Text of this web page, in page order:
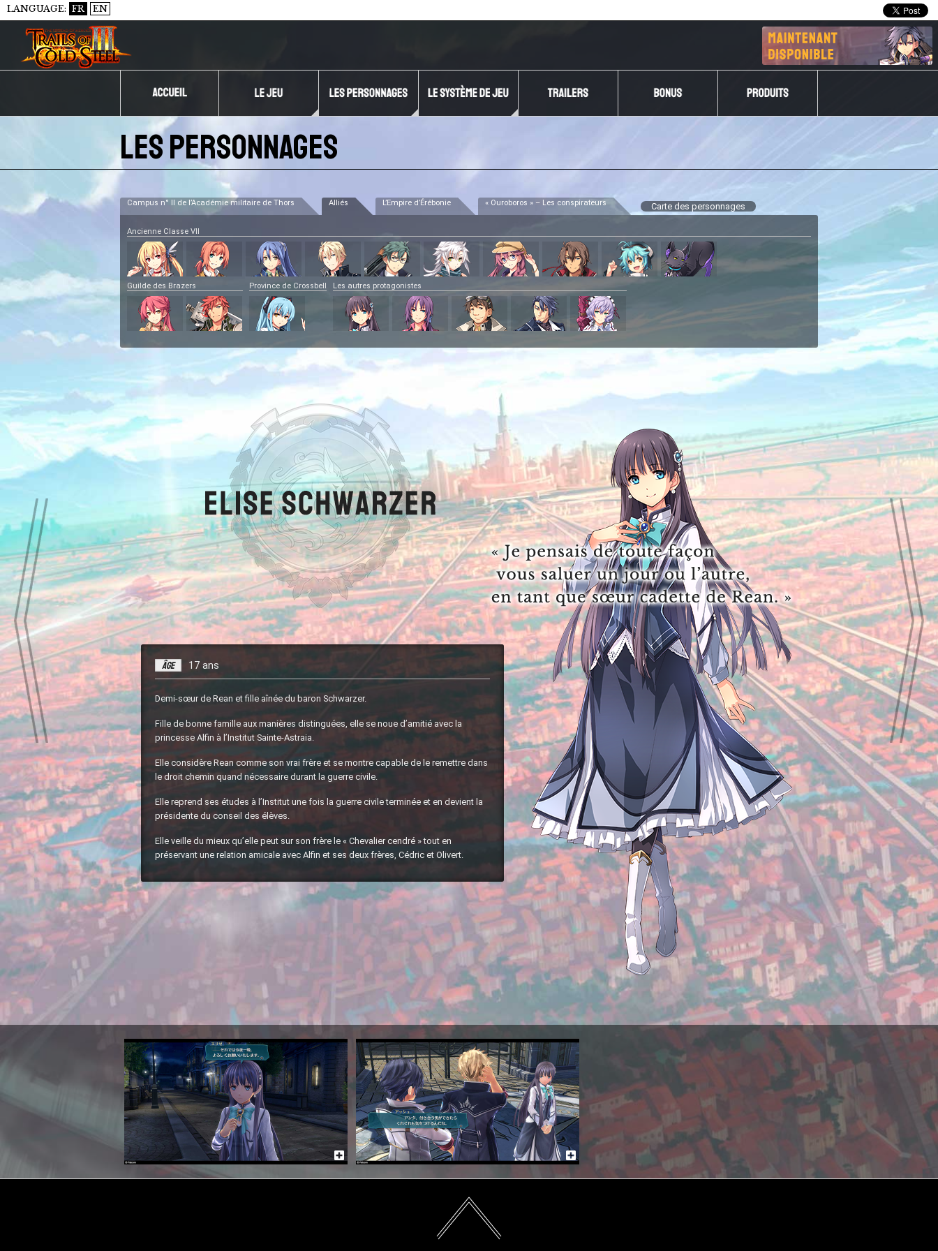
LANGUAGE: FR EN
Les personnages
Campus n° II de l’Académie militaire de Thors Alliés L’Empire d’Érébonie « Ouroboros » – Les conspirateurs Carte des personnages
Ancienne Classe VII
Guilde des Brazers Province de Crossbell Les autres protagonistes
Âge 17 ans
Demi-sœur de Rean et fille aînée du baron Schwarzer.
Fille de bonne famille aux manières distinguées, elle se noue d’amitié avec la
princesse Alfin à l’Institut Sainte-Astraia.
Elle considère Rean comme son vrai frère et se montre capable de le remettre dans
le droit chemin quand nécessaire durant la guerre civile.
Elle reprend ses études à l’Institut une fois la guerre civile terminée et en devient la
présidente du conseil des élèves.
Elle veille du mieux qu’elle peut sur son frère le « Chevalier cendré » tout en
préservant une relation amicale avec Alfin et ses deux frères, Cédric et Olivert.